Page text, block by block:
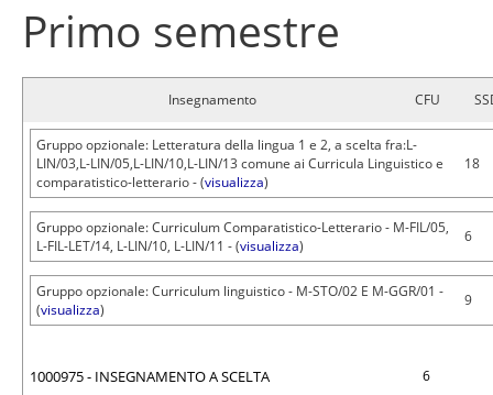
Primo semestre
Insegnamento CFU
Gruppo opzionale: Letteratura della lingua 1 e 2, a scelta fra:L-
LIN/03,L-LIN/05,L-LIN/10,L-LIN/13 comune ai Curricula Linguistico e
comparatistico-letterario - (visualizza)
18
Gruppo opzionale: Curriculum Comparatistico-Letterario - M-FIL/05,
L-FIL-LET/14, L-LIN/10, L-LIN/11 - (visualizza)
6
Gruppo opzionale: Curriculum linguistico - M-STO/02 E M-GGR/01 -
(visualizza)
9
1000975 - INSEGNAMENTO A SCELTA 6